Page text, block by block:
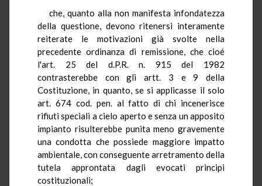
che, quanto alla non manifesta infondatezza
della questione, devono ritenersi interamente
reiterate le motivazioni già svolte nella
precedente ordinanza di remissione, che cioé
l'art. 25 del d.P.R. n. 915 del 1982
contrasterebbe con gli artt. 3 e 9 della
Costituzione, in quanto, se si applicasse il solo
art. 674 cod. pen. al fatto di chi incenerisce
rifiuti speciali a cielo aperto e senza un apposito
impianto risulterebbe punita meno gravemente
una condotta che possiede maggiore impatto
ambientale, con conseguente arretramento della
tutela approntata dagli evocati principi
costituzionali;